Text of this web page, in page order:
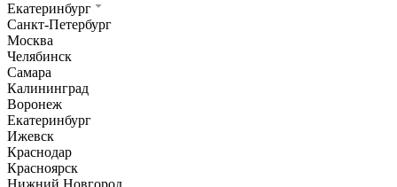
Екатеринбург
Санкт-Петербург
Москва
Челябинск
Самара
Калининград
Воронеж
Екатеринбург
Ижевск
Краснодар
Красноярск
Нижний Новгород